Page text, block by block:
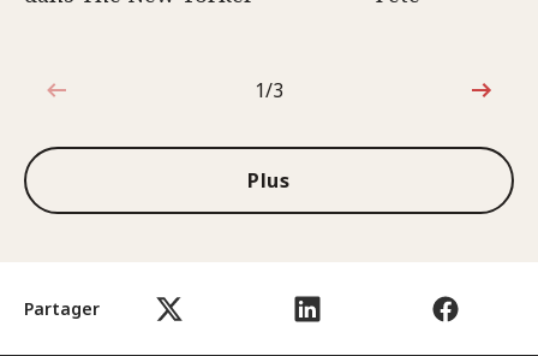
Partager
1sur3
1/3
Plus